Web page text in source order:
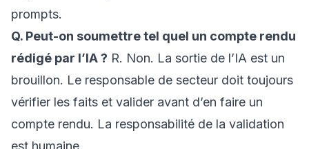
prompts.
Q. Peut-on soumettre tel quel un compte rendu
rédigé par l’IA ? R. Non. La sortie de l’IA est un
brouillon. Le responsable de secteur doit toujours
vérifier les faits et valider avant d’en faire un
compte rendu. La responsabilité de la validation
est humaine.